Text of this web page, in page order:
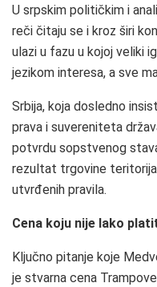
U srpskim političkim i
reči čitaju se i kroz širi
ulazi u fazu u kojoj veliki
jezikom interesa, a sve
Srbija, koja dosledno
prava i suvereniteta
potvrdu sopstvenog
rezultat trgovine
utvrđenih pravila.
Cena koju nije lako
Ključno pitanje koje
je stvarna cena